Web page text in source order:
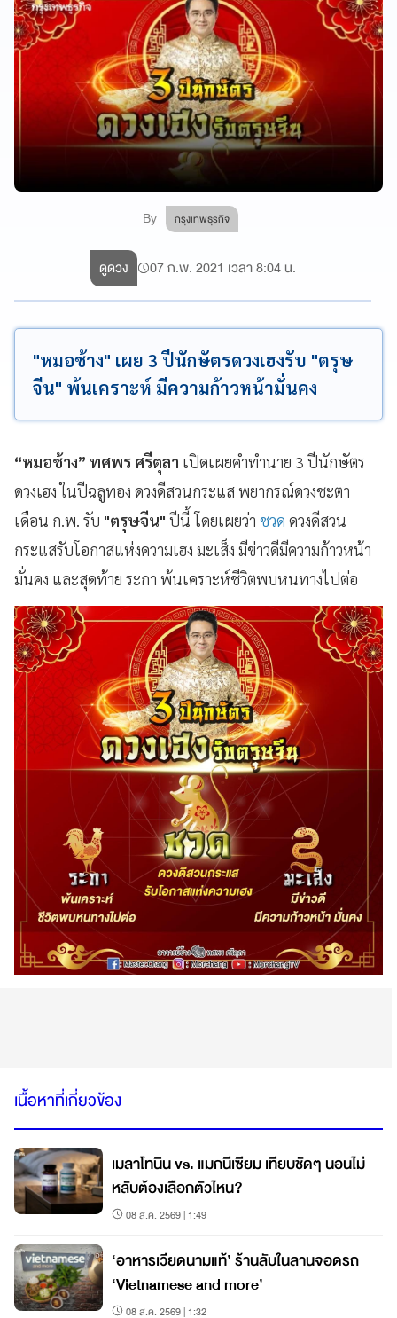
By กรุงเทพธุรกิจ
ดูดวง 07 ก.พ. 2021 เวลา 8:04 น.
"หมอช้าง" เผย 3 ปีนักษัตรดวงเฮงรับ "ตรุษ
จีน" พ้นเคราะห์ มีความก้าวหน้ามั่นคง
“หมอช้าง” ทศพร ศรีตุลา เปิดเผยคำทำนาย 3 ปีนักษัตร
ดวงเฮง ในปีฉลูทอง ดวงดีสวนกระแส พยากรณ์ดวงชะตา
เดือน ก.พ. รับ "ตรุษจีน" ปีนี้ โดยเผยว่า ชวด ดวงดีสวน
กระแสรับโอกาสแห่งความเฮง มะเส็ง มีข่าวดีมีความก้าวหน้า
มั่นคง และสุดท้าย ระกา พ้นเคราะห์ชีวิตพบหนทางไปต่อ
เนื้อหาที่เกี่ยวข้อง
เมลาโทนิน vs. แมกนีเซียม เทียบชัดๆ นอนไม่
หลับต้องเลือกตัวไหน?
08 ส.ค. 2569 | 1:49
‘อาหารเวียดนามแท้’ ร้านลับในลานจอดรถ
‘Vietnamese and more’
08 ส.ค. 2569 | 1:32